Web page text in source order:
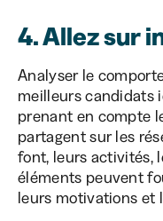
4. Allez sur
Analyser le
meilleurs candidats
prenant en compte
partagent sur les
font, leurs activités,
éléments peuvent
leurs motivations et